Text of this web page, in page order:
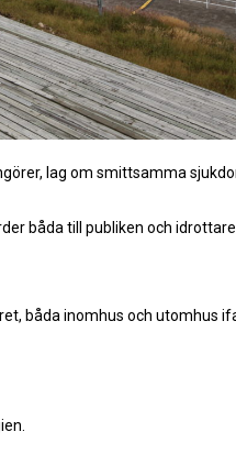
lag om smittsamma
båda till publiken och
båda inomhus och utomhus